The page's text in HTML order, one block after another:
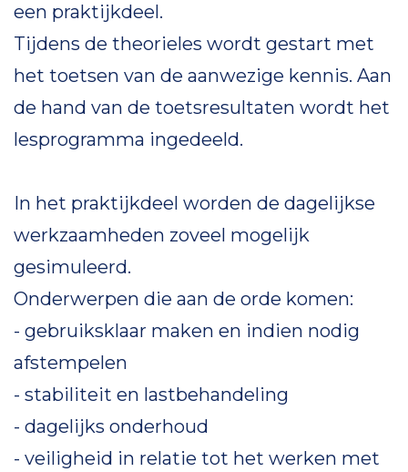
een praktijkdeel.
Tijdens de theorieles wordt gestart met
het toetsen van de aanwezige kennis. Aan
de hand van de toetsresultaten wordt het
lesprogramma ingedeeld.
In het praktijkdeel worden de dagelijkse
werkzaamheden zoveel mogelijk
gesimuleerd.
Onderwerpen die aan de orde komen:
- gebruiksklaar maken en indien nodig
afstempelen
- stabiliteit en lastbehandeling
- dagelijks onderhoud
- veiligheid in relatie tot het werken met